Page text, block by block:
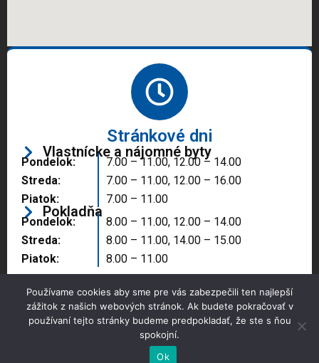
Stránkové dni
Vlastnícke a nájomné byty
Pondelok:
Streda:
Piatok:
7.00 – 11.00, 12.00 – 14.00
7.00 – 11.00, 12.00 – 16.00
7.00 – 11.00
Pokladňa
Pondelok:
Streda:
Piatok:
8.00 – 11.00, 12.00 – 14.00
8.00 – 11.00, 14.00 – 15.00
8.00 – 11.00
Copyright © 2025 Správa majetku mesta, n.o.,
Partizánske
Používame cookies aby sme pre vás zabezpečili ten najlepší
zážitok z našich webových stránok. Ak budete pokračovať v
používaní tejto stránky budeme predpokladať, že ste s ňou
spokojní.
Ok